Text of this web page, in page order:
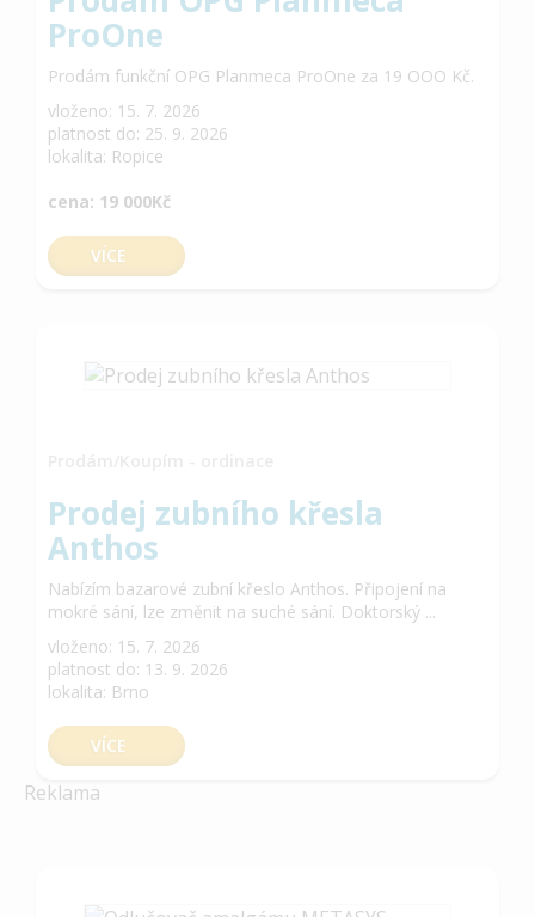
ProOne
Prodám funkční OPG Planmeca ProOne za 19 OOO Kč.
vloženo: 15. 7. 2026
platnost do: 25. 9. 2026
lokalita: Ropice
cena: 19 000Kč
VÍCE
Prodej zubního křesla
Anthos
Nabízím bazarové zubní křeslo Anthos. Připojení na
mokré sání, lze změnit na suché sání. Doktorský ...
vloženo: 15. 7. 2026
platnost do: 13. 9. 2026
lokalita: Brno
VÍCE
Reklama